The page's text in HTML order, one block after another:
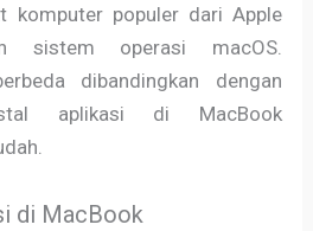
komputer populer dari Apple
sistem operasi macOS.
dibandingkan dengan
aplikasi di MacBook
di MacBook